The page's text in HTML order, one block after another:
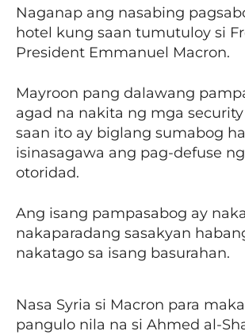
Naganap ang nasabing
hotel kung saan tumutuloy si
President Emmanuel Macron.
Mayroon pang dalawang
agad na nakita ng mga
saan ito ay biglang sumabog
isinasagawa ang pag-defuse
otoridad.
Ang isang pampasabog ay
nakaparadang sasakyan
nakatago sa isang basurahan.
Nasa Syria si Macron para
pangulo nila na si Ahmed al-